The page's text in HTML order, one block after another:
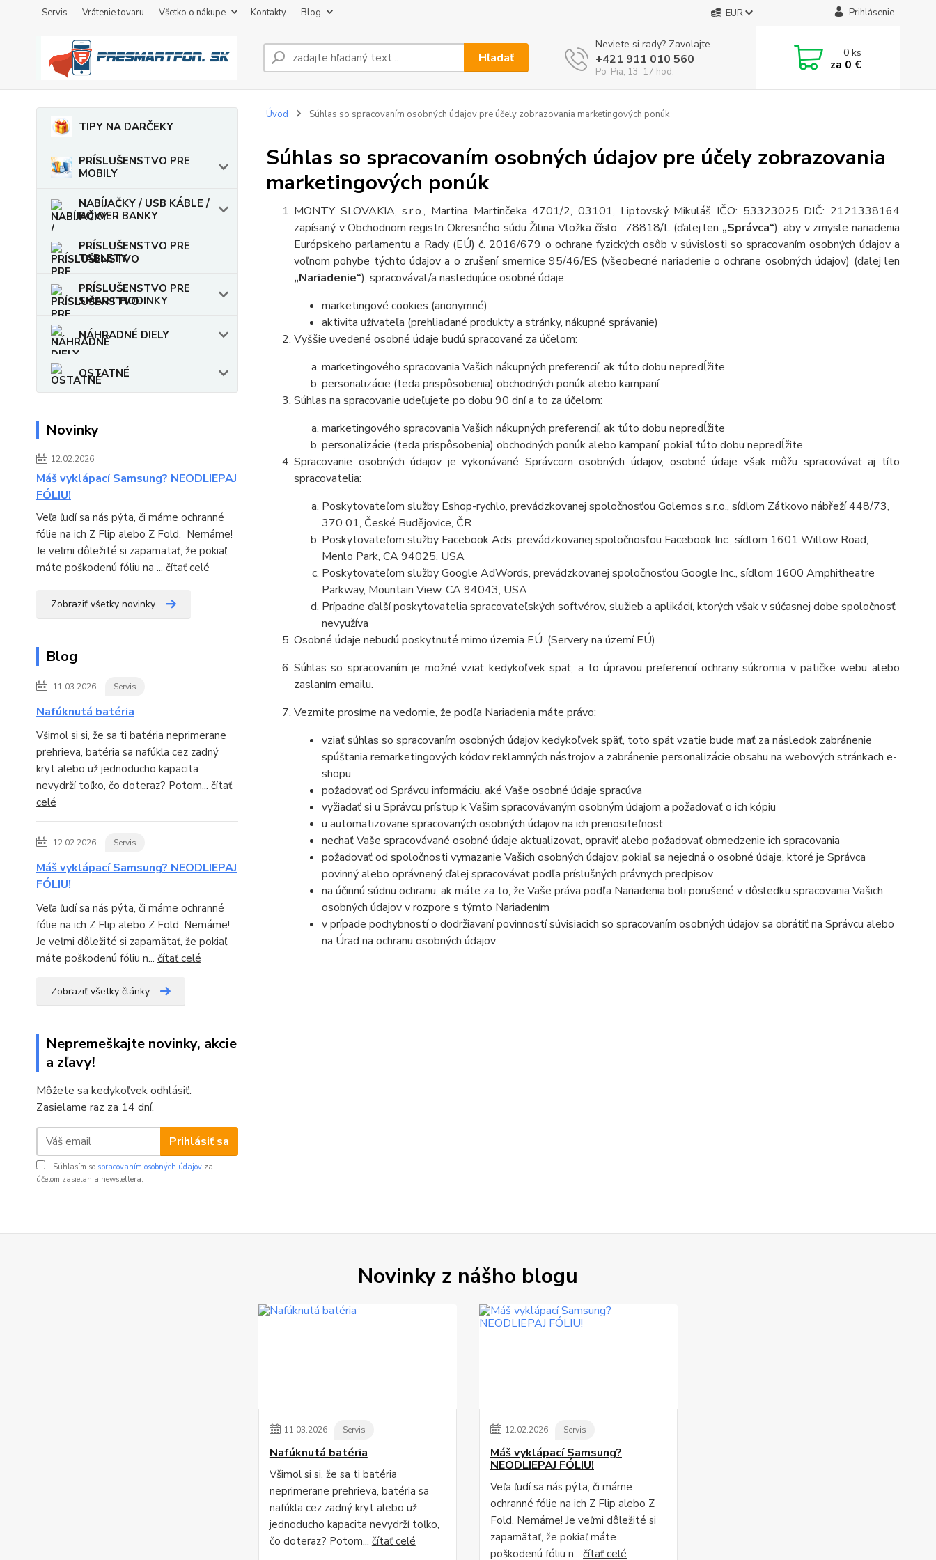
Servis Vrátenie tovaru Všetko o nákupe Kontakty Blog EUR Prihlásenie
Hľadať
Neviete si rady? Zavolajte.
+421 911 010 560
Po-Pia, 13-17 hod.
0ks
za 0 €
TIPY NA DARČEKY
PRÍSLUŠENSTVO PRE
MOBILY
NABÍJAČKY / USB KÁBLE /
POWER BANKY
PRÍSLUŠENSTVO PRE
TABLETY
PRÍSLUŠENSTVO PRE
SMART HODINKY
NÁHRADNÉ DIELY
OSTATNÉ
Novinky
12.02.2026
Máš vyklápací Samsung? NEODLIEPAJ
FÓLIU!
Veľa ľudí sa nás pýta, či máme ochranné
fólie na ich Z Flip alebo Z Fold. Nemáme!
Je veľmi dôležité si zapamatať, že pokiaľ
máte poškodenú fóliu na ... čítať celé
Zobraziť všetky novinky
Blog
11.03.2026 Servis
Nafúknutá batéria
Všimol si si, že sa ti batéria neprimerane
prehrieva, batéria sa nafúkla cez zadný
kryt alebo už jednoducho kapacita
nevydrží toľko, čo doteraz? Potom... čítať
celé
12.02.2026 Servis
Máš vyklápací Samsung? NEODLIEPAJ
FÓLIU!
Veľa ľudí sa nás pýta, či máme ochranné
fólie na ich Z Flip alebo Z Fold. Nemáme!
Je veľmi dôležité si zapamätať, že pokiaľ
máte poškodenú fóliu n... čítať celé
Zobraziť všetky články
Nepremeškajte novinky, akcie
a zľavy!
Môžete sa kedykoľvek odhlásiť.
Zasielame raz za 14 dní.
Prihlásiť sa
Súhlasím so spracovaním osobných údajov za
účelom zasielania newslettera.
Úvod Súhlas so spracovaním osobných údajov pre účely zobrazovania marketingových ponúk
Súhlas so spracovaním osobných údajov pre účely zobrazovania
marketingových ponúk
MONTY SLOVAKIA, s.r.o., Martina Martinčeka 4701/2, 03101, Liptovský Mikuláš IČO: 53323025 DIČ: 2121338164
zapísaný v Obchodnom registri Okresného súdu Žilina Vložka číslo: 78818/L (ďalej len „Správca“), aby v zmysle nariadenia
Európskeho parlamentu a Rady (EÚ) č. 2016/679 o ochrane fyzických osôb v súvislosti so spracovaním osobných údajov a
voľnom pohybe týchto údajov a o zrušení smernice 95/46/ES (všeobecné nariadenie o ochrane osobných údajov) (ďalej len
„Nariadenie“), spracovával/a nasledujúce osobné údaje:
marketingové cookies (anonymné)
aktivita užívateľa (prehliadané produkty a stránky, nákupné správanie)
Vyššie uvedené osobné údaje budú spracované za účelom:
marketingového spracovania Vašich nákupných preferencií, ak túto dobu nepredĺžite
personalizácie (teda prispôsobenia) obchodných ponúk alebo kampaní
Súhlas na spracovanie udeľujete po dobu 90 dnía to za účelom:
marketingového spracovania Vašich nákupných preferencií, ak túto dobu nepredĺžite
personalizácie (teda prispôsobenia) obchodných ponúk alebo kampaní, pokiaľ túto dobu nepredĺžite
Spracovanie osobných údajov je vykonávané Správcom osobných údajov, osobné údaje však môžu spracovávať aj títo
spracovatelia:
Poskytovateľom služby Eshop-rychlo, prevádzkovanej spoločnosťou Golemos s.r.o., sídlom Zátkovo nábřeží 448/73,
370 01, České Budějovice, ČR
Poskytovateľom služby Facebook Ads, prevádzkovanej spoločnosťou Facebook Inc., sídlom 1601 Willow Road,
Menlo Park, CA 94025, USA
Poskytovateľom služby Google AdWords, prevádzkovanej spoločnosťou Google Inc., sídlom 1600 Amphitheatre
Parkway, Mountain View, CA 94043, USA
Prípadne ďalší poskytovatelia spracovateľských softvérov, služieb a aplikácií, ktorých však v súčasnej dobe spoločnosť
nevyužíva
Osobné údaje nebudú poskytnuté mimo územia EÚ. (Servery na území EÚ)
Súhlas so spracovaním je možné vziať kedykoľvek späť, a to úpravou preferencií ochrany súkromia v pätičke webu alebo
zaslaním emailu.
Vezmite prosíme na vedomie, že podľa Nariadenia máte právo:
vziať súhlas so spracovaním osobných údajov kedykoľvek späť, toto späť vzatie bude mať za následok zabránenie
spúšťania remarketingových kódov reklamných nástrojov a zabránenie personalizácie obsahu na webových stránkach e-
shopu
požadovať od Správcu informáciu, aké Vaše osobné údaje spracúva
vyžiadať si u Správcu prístup k Vašim spracovávaným osobným údajom a požadovať o ich kópiu
u automatizovane spracovaných osobných údajov na ich prenositeľnosť
nechať Vaše spracovávané osobné údaje aktualizovať, opraviť alebo požadovať obmedzenie ich spracovania
požadovať od spoločnosti vymazanie Vašich osobných údajov, pokiaľ sa nejedná o osobné údaje, ktoré je Správca
povinný alebo oprávnený ďalej spracovávať podľa príslušných právnych predpisov
na účinnú súdnu ochranu, ak máte za to, že Vaše práva podľa Nariadenia boli porušené v dôsledku spracovania Vašich
osobných údajov v rozpore s týmto Nariadením
v prípade pochybností o dodržiavaní povinností súvisiacich so spracovaním osobných údajov sa obrátiť na Správcu alebo
na Úrad na ochranu osobných údajov
Novinky z nášho blogu
11.03.2026 Servis
Nafúknutá batéria
Všimol si si, že sa ti batéria
neprimerane prehrieva, batéria sa
nafúkla cez zadný kryt alebo už
jednoducho kapacita nevydrží toľko,
čo doteraz? Potom... čítať celé
12.02.2026 Servis
Máš vyklápací Samsung?
NEODLIEPAJ FÓLIU!
Veľa ľudí sa nás pýta, či máme
ochranné fólie na ich Z Flip alebo Z
Fold. Nemáme! Je veľmi dôležité si
zapamätať, že pokiaľ máte
poškodenú fóliu n... čítať celé